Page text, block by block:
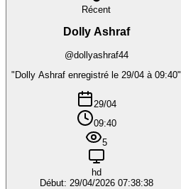
Récent
Dolly Ashraf
@dollyashraf44
"Dolly Ashraf enregistré le 29/04 à 09:40"
29/04
09:40
5
hd
Début: 29/04/2026 07:38:38